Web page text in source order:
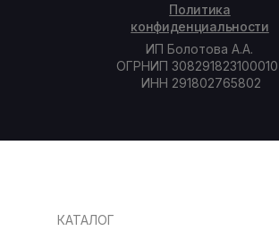
Политика
конфиденциальности
ИП Болотова А.А.
ОГРНИП 308291823100010
ИНН 291802765802
КАТАЛОГ